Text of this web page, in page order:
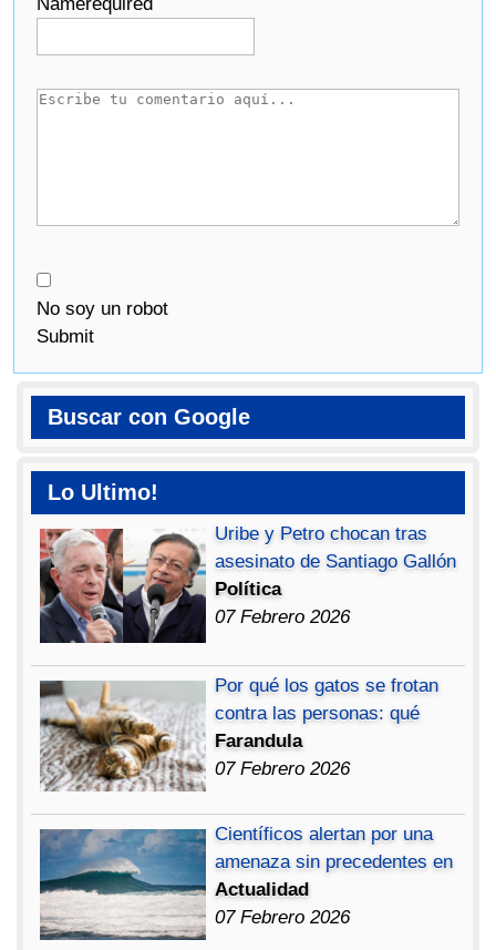
No soy un robot
Submit
Buscar con Google
Lo Ultimo!
Uribe y Petro chocan tras
asesinato de Santiago Gallón
Política
07 Febrero 2026
Por qué los gatos se frotan
contra las personas: qué
Farandula
07 Febrero 2026
Científicos alertan por una
amenaza sin precedentes en
Actualidad
07 Febrero 2026